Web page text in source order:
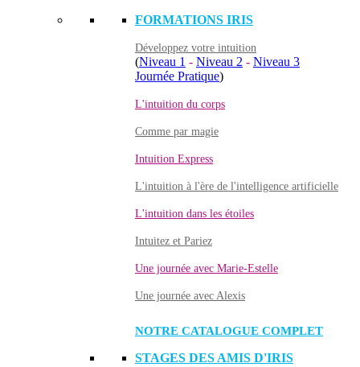
FORMATIONS IRIS
Développez votre intuition
(Niveau 1 - Niveau 2 - Niveau 3
Journée Pratique)
L'intuition du corps
Comme par magie
Intuition Express
L'intuition à l'ère de l'intelligence artificielle
L'intuition dans les étoiles
Intuitez et Pariez
Une journée avec Marie-Estelle
Une journée avec Alexis
NOTRE CATALOGUE COMPLET
STAGES DES AMIS D'IRIS